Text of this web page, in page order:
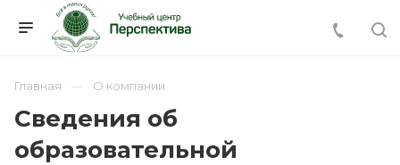
Главная О компании
Сведения об
образовательной